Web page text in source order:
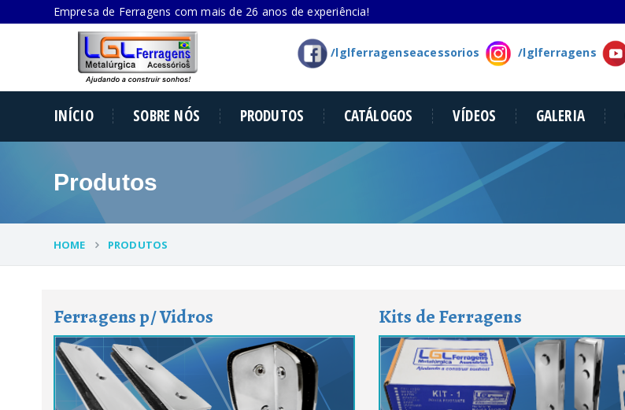
Empresa de Ferragens com mais de 26 anos de experiência!
/lglferragenseacessorios /lglferragens
INÍCIO SOBRE NÓS PRODUTOS CATÁLOGOS VÍDEOS GALERIA
Produtos
HOME PRODUTOS
Ferragens p/ Vidros Kits de Ferragens